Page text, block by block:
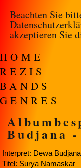
Beachten Sie
akzeptieren Sie
HOME
REZIS
BANDS
GENRES
Budjana
Interpret: Dewa Budjana
Titel: Surya Namaskar